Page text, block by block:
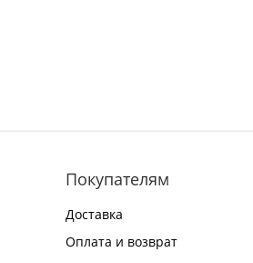
Покупателям
Доставка
Оплата и возврат